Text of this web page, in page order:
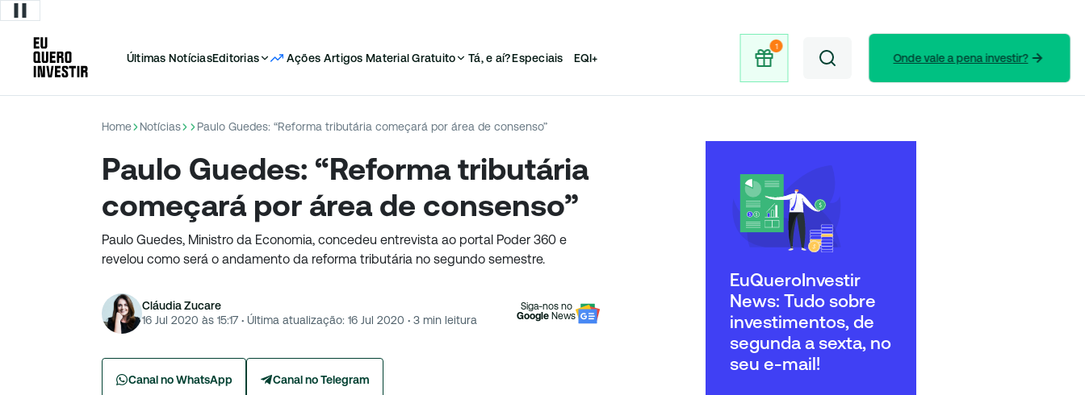
Últimas NotíciasEditorias Ações Artigos Material Gratuito Tá, e aí?Especiais EQI+ Onde vale a pena investir?
Home Notícias Paulo Guedes: “Reforma tributária começará por área de consenso”
Paulo Guedes: “Reforma tributária
começará por área de consenso”
Paulo Guedes, Ministro da Economia, concedeu entrevista ao portal Poder 360 e
revelou como será o andamento da reforma tributária no segundo semestre.
Cláudia Zucare
16 Jul 2020 às 15:17 · Última atualização: 16 Jul 2020 · 3 min leitura
Siga-nos no
Google News
Canal no WhatsApp Canal no Telegram
EuQueroInvestir
News: Tudo sobre
investimentos, de
segunda a sexta, no
seu e-mail!